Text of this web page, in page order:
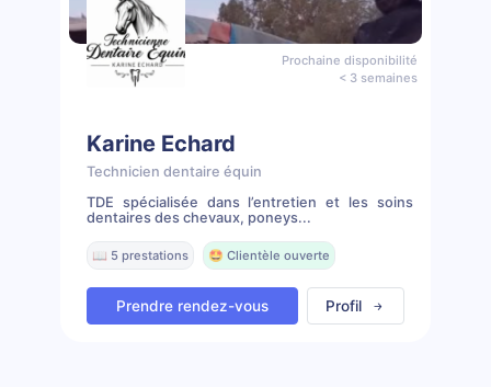
Prochaine disponibilité
< 3 semaines
Karine Echard
Technicien dentaire équin
TDE spécialisée dans l’entretien et les soins
dentaires des chevaux, poneys...
📖 5 prestations 🤩 Clientèle ouverte
Prendre rendez-vous Profil